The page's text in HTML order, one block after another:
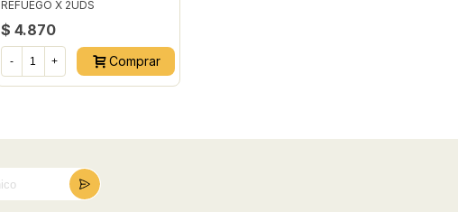
REFUEGO X 2UDS
$ 4.870
- + Comprar